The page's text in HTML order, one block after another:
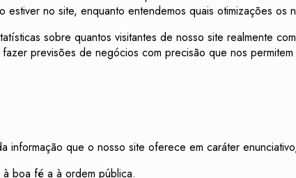
no site, enquanto entendemos quais otimizações os
sobre quantos visitantes de nosso site realmente
previsões de negócios com precisão que nos
que o nosso site oferece em caráter
boa fé a à ordem pública.